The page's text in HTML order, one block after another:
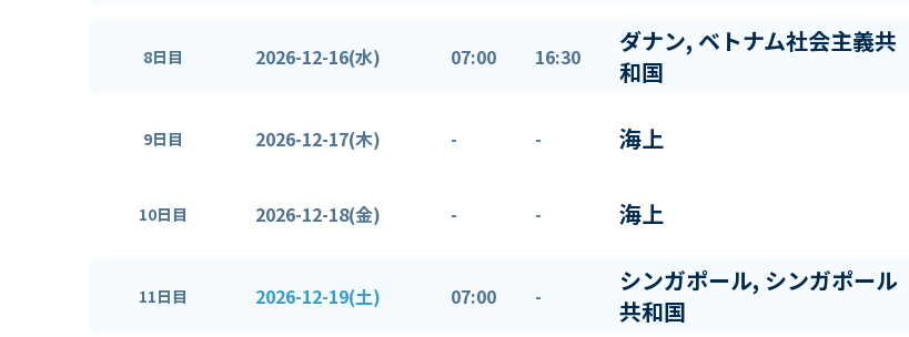
8日目 2026-12-16(水) 07:00 16:30
ダナン, ベトナム社会主義共
和国
9日目 2026-12-17(木) - - 海上
10日目 2026-12-18(金) - - 海上
11日目 2026-12-19(土) 07:00 -
シンガポール, シンガポール
共和国